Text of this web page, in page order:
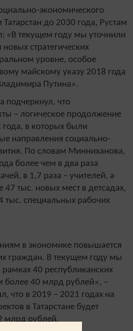
экономического
Татарстан до 2030 года, Рустам
«В текущем году мы уточнили
стратегических
уровне, особое
майскому указу 2018 года
Путина».
подчеркнул, что
– логическое продолжение
года, в которых были
направления социально-
По словам Минниханова,
более чем в два раза
в 1,7 раза – учителей, а
тыс. новых мест в детсадах,
тыс. специальных рабочих
в экономике повышается
граждан. В текущем году мы
40 республиканских
40 млрд рублей», –
что в 2019 – 2021 годах на
в Татарстане будет
млрд рублей.